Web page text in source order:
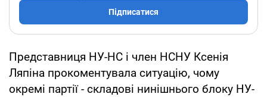
Підписатися
Представниця НУ-НС і член НСНУ Ксенія
Ляпіна прокоментувала ситуацію, чому
окремі партії - складові нинішнього блоку НУ-